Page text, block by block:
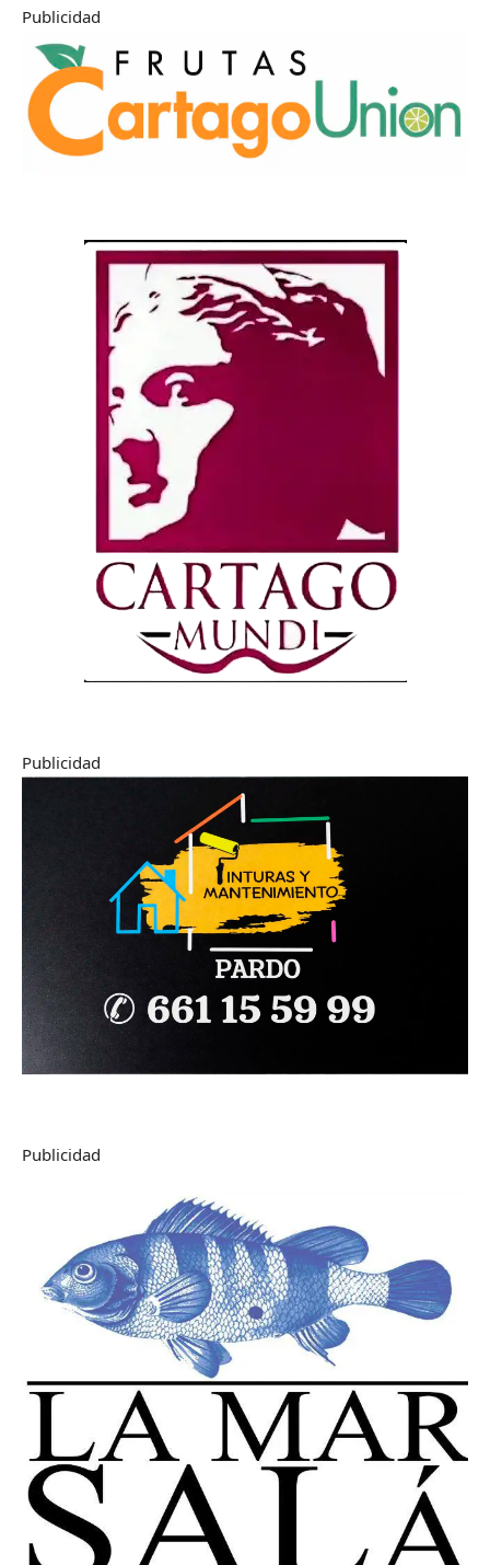
Publicidad
Publicidad
Publicidad